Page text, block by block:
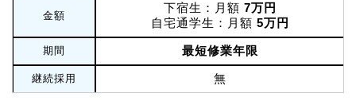
金額
下宿生：月額 7万円
自宅通学生：月額 5万円
期間 最短修業年限
継続採用 無